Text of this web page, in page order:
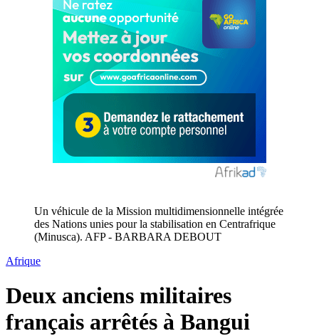
Un véhicule de la Mission multidimensionnelle intégrée
des Nations unies pour la stabilisation en Centrafrique
(Minusca). AFP - BARBARA DEBOUT
Afrique
Deux anciens militaires
français arrêtés à Bangui